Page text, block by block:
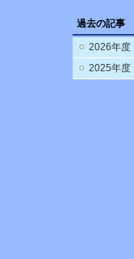
過去の記事
2026年度
2025年度